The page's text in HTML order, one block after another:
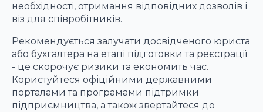
необхідності, отримання відповідних дозволів і
віз для співробітників.
Рекомендується залучати досвідченого юриста
або бухгалтера на етапі підготовки та реєстрації
- це скорочує ризики та економить час.
Користуйтеся офіційними державними
порталами та програмами підтримки
підприємництва, а також звертайтеся до